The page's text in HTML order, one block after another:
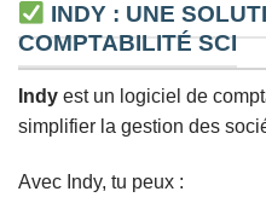
INDY : UNE
COMPTABILITÉ SCI
Indy est un logiciel de
simplifier la gestion des
Avec Indy, tu peux :